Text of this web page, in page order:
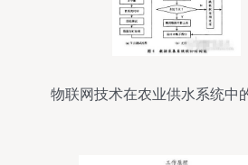
物联网技术在农业供水系统中